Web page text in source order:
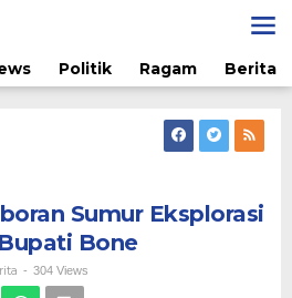
Politik Ragam Berita
Sumur Eksplorasi
Bone
- 304 Views